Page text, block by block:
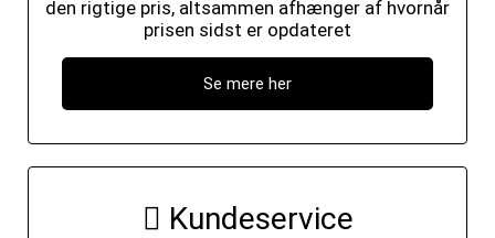
den rigtige pris, altsammen afhænger af hvornår
prisen sidst er opdateret
Se mere her
Kundeservice